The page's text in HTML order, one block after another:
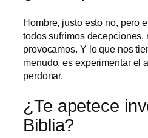
Hombre, justo esto no, pero
todos sufrimos
provocamos. Y lo que nos
menudo, es experimentar el
perdonar.
¿Te apetece
Biblia?